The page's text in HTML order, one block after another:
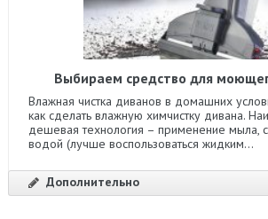
Выбираем средство для
Влажная чистка диванов в домашних
как сделать влажную химчистку дивана.
дешевая технология – применение мыла,
водой (лучше воспользоваться жидким...
Дополнительно